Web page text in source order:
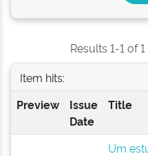
Results 1-1 of
Item hits:
Preview
Issue
Date
Title
Um